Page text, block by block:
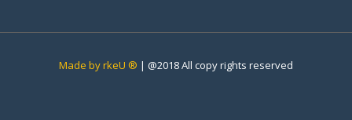
Made by rkeU ® | @2018 All copy rights reserved